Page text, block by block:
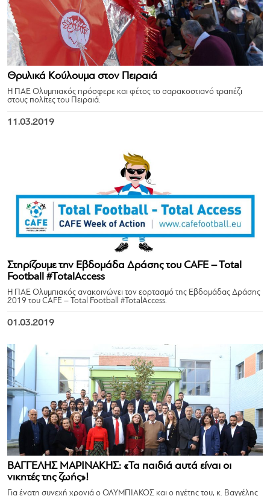
Θρυλικά Κούλουμα στον Πειραιά
Η ΠΑΕ Ολυμπιακός πρόσφερε και φέτος το σαρακοστιανό τραπέζι
στους πολίτες του Πειραιά.
11.03.2019
Στηρίζουμε την Εβδομάδα Δράσης του CAFE – Total
Football #TotalAccess
Η ΠΑΕ Ολυμπιακός ανακοινώνει τον εορτασμό της Εβδομάδας Δράσης
2019 του CAFE – Total Football #TotalAccess.
01.03.2019
ΒΑΓΓΕΛΗΣ ΜΑΡΙΝΑΚΗΣ: «Τα παιδιά αυτά είναι οι
νικητές της ζωής»!
Για ένατη συνεχή χρονιά ο ΟΛΥΜΠΙΑΚΟΣ και ο ηγέτης του, κ. Βαγγέλης